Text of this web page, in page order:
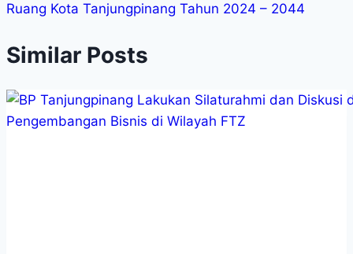
Ruang Kota Tanjungpinang Tahun 2024 – 2044
Similar Posts